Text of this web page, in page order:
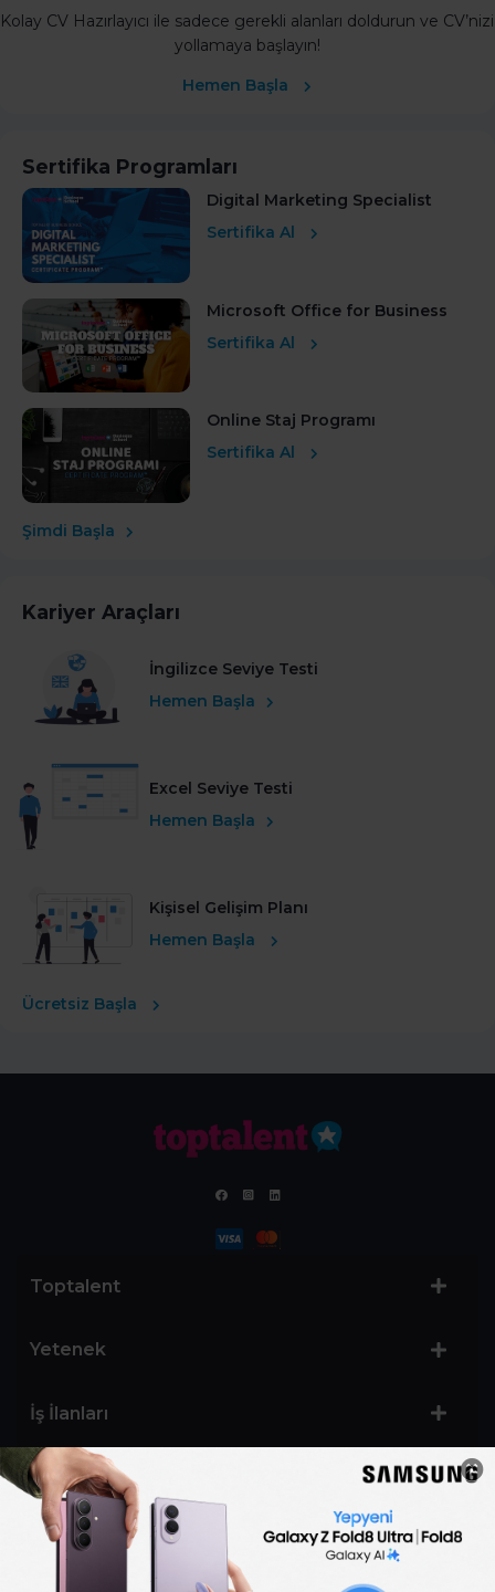
Kolay CV Hazırlayıcı ile sadece gerekli alanları doldurun ve CV’nizi
yollamaya başlayın!
Hemen Başla
Sertifika Programları
Digital Marketing Specialist
Sertifika Al
Microsoft Office for Business
Sertifika Al
Online Staj Programı
Sertifika Al
Şimdi Başla
Kariyer Araçları
İngilizce Seviye Testi
Hemen Başla
Excel Seviye Testi
Hemen Başla
Kişisel Gelişim Planı
Hemen Başla
Ücretsiz Başla
Toptalent
Yetenek
İş İlanları
Sertifika Programları
Yetenek Testleri